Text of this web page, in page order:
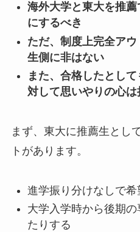
海外大学と東大を推
にするべき
ただ、制度上完全ア
生側に非はない
また、合格したとし
対して思いやりの心は
まず、東大に推薦生とし
トがあります。
進学振り分けなしで
大学入学時から後期
たりする